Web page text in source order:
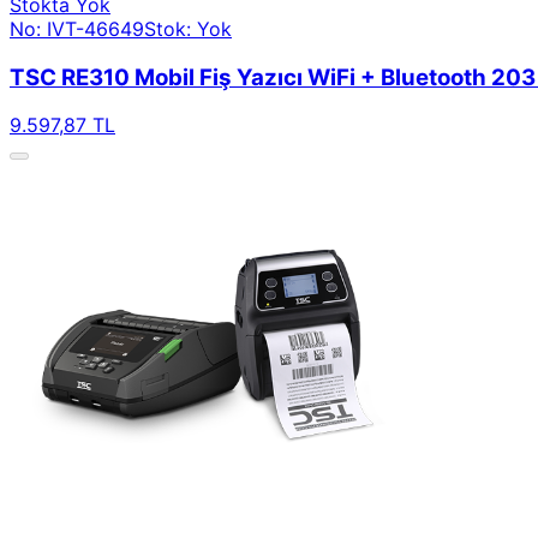
No: IVT-46649Stok: Yok
TSC RE310 Mobil Fiş Yazıcı WiFi + Bluetooth
9.597,87 TL